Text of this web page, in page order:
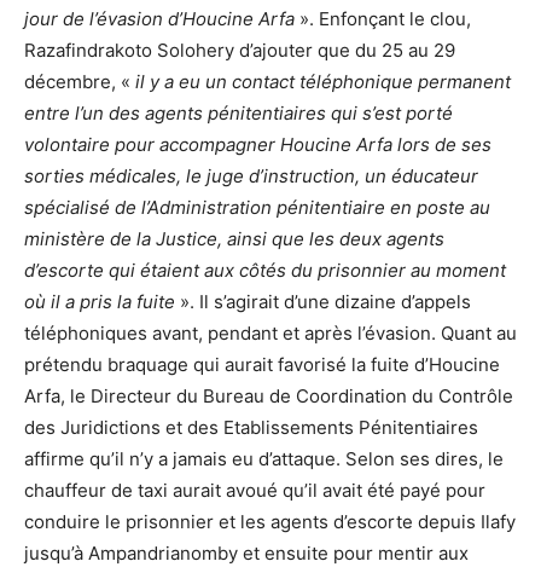
jour de l’évasion d’Houcine Arfa ». Enfonçant le clou,
Razafindrakoto Solohery d’ajouter que du 25 au 29
décembre, « il y a eu un contact téléphonique permanent
entre l’un des agents pénitentiaires qui s’est porté
volontaire pour accompagner Houcine Arfa lors de ses
sorties médicales, le juge d’instruction, un éducateur
spécialisé de l’Administration pénitentiaire en poste au
ministère de la Justice, ainsi que les deux agents
d’escorte qui étaient aux côtés du prisonnier au moment
où il a pris la fuite ». Il s’agirait d’une dizaine d’appels
téléphoniques avant, pendant et après l’évasion. Quant au
prétendu braquage qui aurait favorisé la fuite d’Houcine
Arfa, le Directeur du Bureau de Coordination du Contrôle
des Juridictions et des Etablissements Pénitentiaires
affirme qu’il n’y a jamais eu d’attaque. Selon ses dires, le
chauffeur de taxi aurait avoué qu’il avait été payé pour
conduire le prisonnier et les agents d’escorte depuis Ilafy
jusqu’à Ampandrianomby et ensuite pour mentir aux